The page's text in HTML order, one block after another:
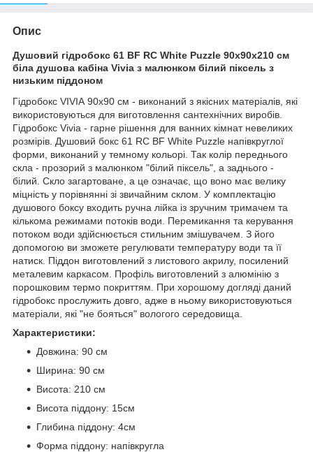
Опис
Душовий гідробокс 61 BF RC White Puzzle 90х90х210 см
біла душова кабіна Vivia з малюнком білий піксель з
низьким піддоном
Гідробокс VIVIA 90х90 см - виконаний з якісних матеріалів, які
використовуються для виготовлення сантехнічних виробів.
Гідробокс Vivia - гарне рішення для ванних кімнат невеликих
розмірів. Душовий бокс 61 RC BF White Puzzle напівкруглої
форми, виконаний у темному кольорі. Так колір переднього
скла - прозорий з малюнком "білий піксель", а заднього -
білий. Скло загартоване, а це означає, що воно має велику
міцність у порівнянні зі звичайним склом. У комплектацію
душового боксу входить ручна лійка із зручним тримачем та
кількома режимами потоків води. Перемикання та керування
потоком води здійснюється стильним змішувачем. З його
допомогою ви зможете регулювати температуру води та її
натиск. Піддон виготовлений з листового акрилу, посилений
металевим каркасом. Профіль виготовлений з алюмінію з
порошковим термо покриттям. При хорошому догляді даний
гідробокс прослужить довго, адже в ньому використовуються
матеріали, які "не бояться" вологого середовища.
Характеристики:
Довжина: 90 см
Ширина: 90 см
Висота: 210 см
Висота піддону: 15см
Глибина піддону: 4см
Форма піддону: напівкругла